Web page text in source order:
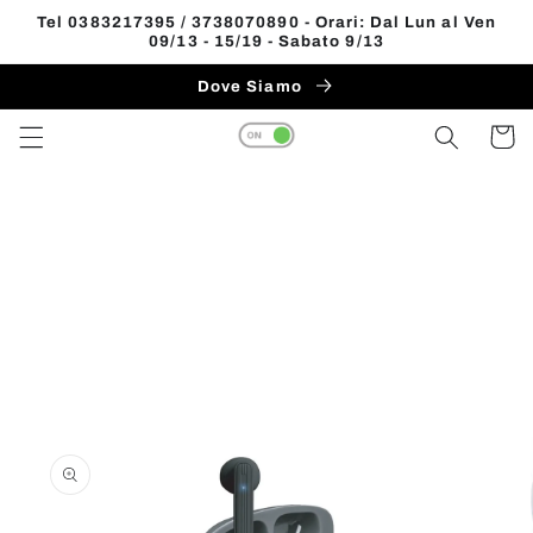
Privacy
Policy
direttamente
Tel 0383217395 / 3738070890 - Orari: Dal Lun al Ven
09/13 - 15/19 - Sabato 9/13
Dove Siamo
Carrello